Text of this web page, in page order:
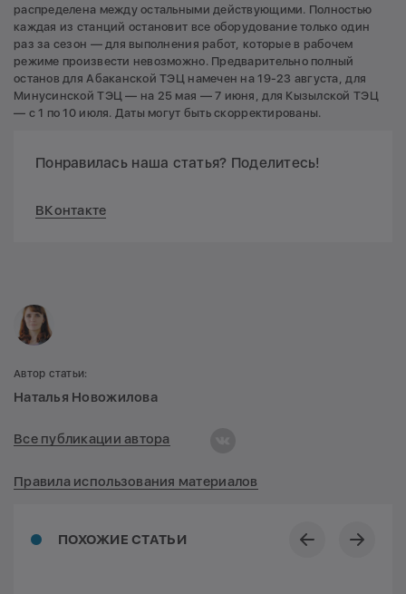
распределена между остальными действующими. Полностью
каждая из станций остановит все оборудование только один
раз за сезон — для выполнения работ, которые в рабочем
режиме произвести невозможно. Предварительно полный
останов для Абаканской ТЭЦ намечен на 19-23 августа, для
Минусинской ТЭЦ — на 25 мая — 7 июня, для Кызылской ТЭЦ
— с 1 по 10 июля. Даты могут быть скорректированы.
Понравилась наша статья? Поделитесь!
ВКонтакте
ПОХОЖИЕ СТАТЬИ
Автор статьи:
Наталья Новожилова
Все публикации автора
Правила использования материалов